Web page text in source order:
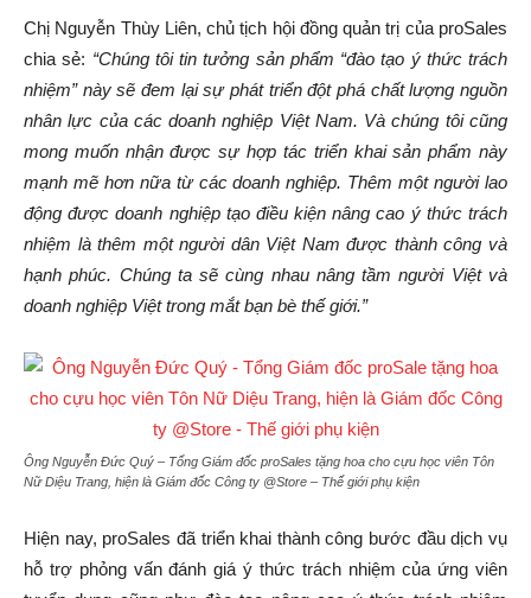
Chị Nguyễn Thùy Liên, chủ tịch hội đồng quản trị của proSales
chia sẻ: “Chúng tôi tin tưởng sản phẩm “đào tạo ý thức trách
nhiệm” này sẽ đem lại sự phát triển đột phá chất lượng nguồn
nhân lực của các doanh nghiệp Việt Nam. Và chúng tôi cũng
mong muốn nhận được sự hợp tác triển khai sản phẩm này
mạnh mẽ hơn nữa từ các doanh nghiệp. Thêm một người lao
động được doanh nghiệp tạo điều kiện nâng cao ý thức trách
nhiệm là thêm một người dân Việt Nam được thành công và
hạnh phúc. Chúng ta sẽ cùng nhau nâng tầm người Việt và
doanh nghiệp Việt trong mắt bạn bè thế giới.”
Ông Nguyễn Đức Quý – Tổng Giám đốc proSales tặng hoa cho cựu học viên Tôn
Nữ Diệu Trang, hiện là Giám đốc Công ty @Store – Thế giới phụ kiện
Hiện nay, proSales đã triển khai thành công bước đầu dịch vụ
hỗ trợ phỏng vấn đánh giá ý thức trách nhiệm của ứng viên